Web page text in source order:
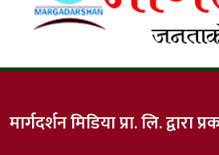
मार्गदर्शन मिडिया प्रा. लि. द्वारा